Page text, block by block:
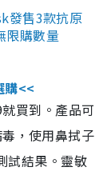
發售3款抗原
限購數量
購<<
買到。產品可
，使用鼻拭子
試結果。靈敏